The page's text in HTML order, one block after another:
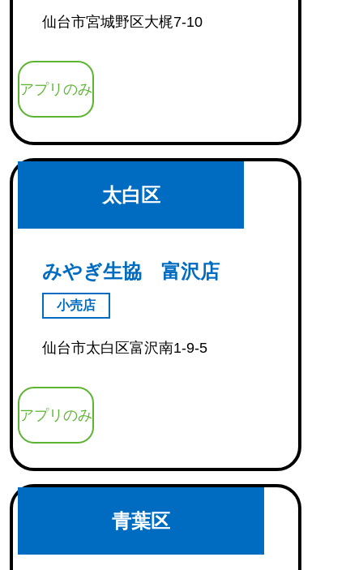
仙台市宮城野区大梶7-10
アプリのみ
太白区
みやぎ生協 富沢店
小売店
仙台市太白区富沢南1-9-5
アプリのみ
青葉区